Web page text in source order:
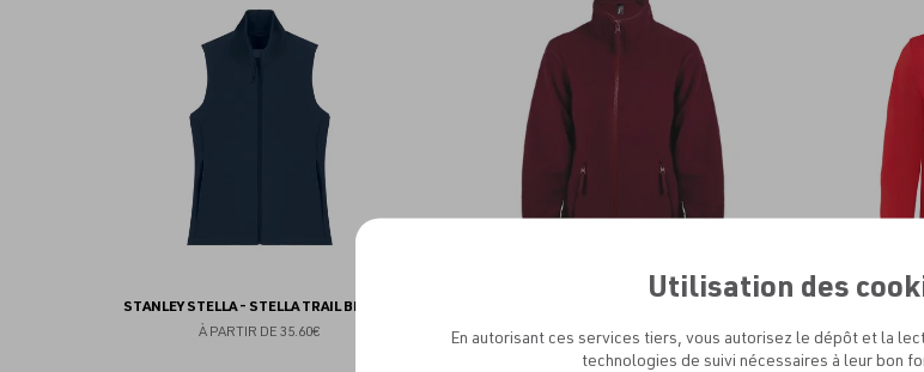
STANLEY STELLA - STELLA TRAIL BLAZER
À PARTIR DE 35.60€
À PARTIR DE 11.78€
Utilisation des
En autorisant ces services tiers, vous autorisez le dépôt et la
technologies de suivi nécessaires à leur bon